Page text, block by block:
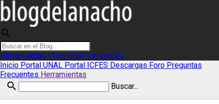
search
Herramientas Preguntas Frecuentes
Inicio Portal UNAL Portal ICFES Descargas Foro Preguntas
Frecuentes Herramientas
search Buscar...